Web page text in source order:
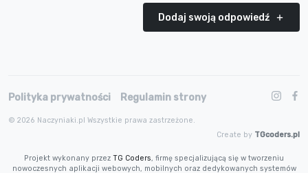
Dodaj swoją odpowiedź
Polityka prywatności Regulamin strony
© 2026 Naczyniaki.pl Wszystkie prawa zastrzeżone.
Create by TGcoders.pl
Projekt wykonany przez TG Coders , firmę specjalizującą się w tworzeniu
nowoczesnych aplikacji webowych, mobilnych oraz dedykowanych systemów